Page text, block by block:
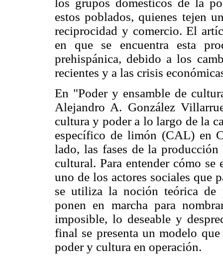
los grupos domésticos de la
estos poblados, quienes tejen
reciprocidad y comercio. El
en que se encuentra esta
prehispánica, debido a los
recientes y a las crisis
En "Poder y ensamble de
Alejandro A. González
cultura y poder a lo largo de la
específico de limón (CAL) en
lado, las fases de la
cultural. Para entender cómo
uno de los actores sociales que
se utiliza la noción teórica de
ponen en marcha para
imposible, lo deseable y
final se presenta un modelo
poder y cultura en operación.